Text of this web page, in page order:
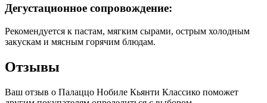
Дегустационное сопровождение:
Рекомендуется к пастам, мягким сырами, острым холодным
закускам и мясным горячим блюдам.
Отзывы
Ваш отзыв о Палаццо Нобиле Кьянти Классико поможет